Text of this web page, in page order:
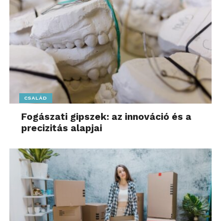
öregedésért
„Az Öngondoskodás
Világnapja alkalmából
arra is lehetőség nyílik,
hogy a társadalom
cégek, civilek, egyének
arról, hogy a jelen korunk
változó kihívásaira,
öregedő
társadalmunkban milyen
CSALÁD
Fogászati gipszek: az innováció és a
precizitás alapjai